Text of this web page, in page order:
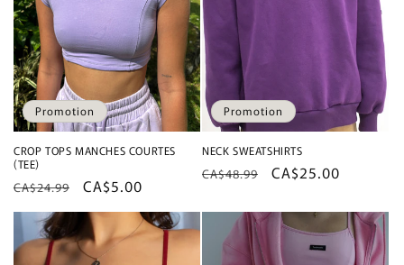
Promotion
CROP TOPS MANCHES COURTES
(TEE)
Prix
habituel
CA$24.99
Prix
promotionnel
CA$5.00
Promotion
NECK SWEATSHIRTS
Prix
CA$48.99
Prix
CA$25.00